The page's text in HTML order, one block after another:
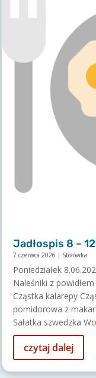
Jadłospis 8 –
7 czerwca 2026 | Stołówka
Poniedziałek
Naleśniki z
Cząstka kalarepy
pomidorowa z
Sałatka szwedzka
czytaj dalej